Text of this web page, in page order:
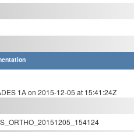
1A on 2015-12-05 at 15:41:24Z